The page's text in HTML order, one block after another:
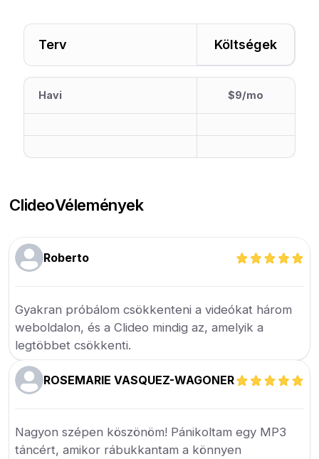
Terv Költségek
Havi $9/mo
ClideoVélemények
Roberto
Gyakran próbálom csökkenteni a videókat három
weboldalon, és a Clideo mindig az, amelyik a
legtöbbet csökkenti.
ROSEMARIE VASQUEZ-WAGONER
Nagyon szépen köszönöm! Pánikoltam egy MP3
táncért, amikor rábukkantam a könnyen